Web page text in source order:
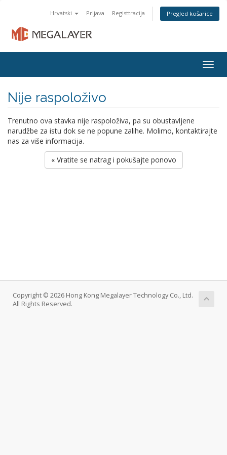
Hrvatski Prijava Registtracija Pregled košarice
Nije raspoloživo
Trenutno ova stavka nije raspoloživa, pa su obustavljene
narudžbe za istu dok se ne popune zalihe. Molimo, kontaktirajte
nas za više informacija.
« Vratite se natrag i pokušajte ponovo
Copyright © 2026 Hong Kong Megalayer Technology Co., Ltd.
All Rights Reserved.